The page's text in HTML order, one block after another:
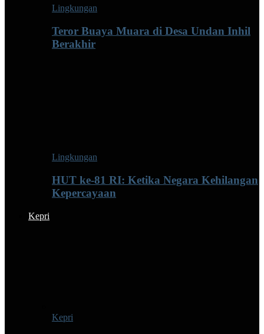
Lingkungan
Teror Buaya Muara di Desa Undan Inhil
Berakhir
Lingkungan
HUT ke-81 RI: Ketika Negara Kehilangan
Kepercayaan
Kepri
Kepri